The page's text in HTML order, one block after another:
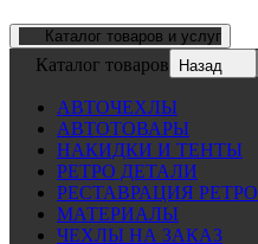
Каталог товаров и услуг
Каталог товаров Назад
АВТОЧЕХЛЫ
АВТОТОВАРЫ
НАКИДКИ И ТЕНТЫ
РЕТРО ДЕТАЛИ
РЕСТАВРАЦИЯ РЕТРО
МАТЕРИАЛЫ
ЧЕХЛЫ НА ЗАКАЗ